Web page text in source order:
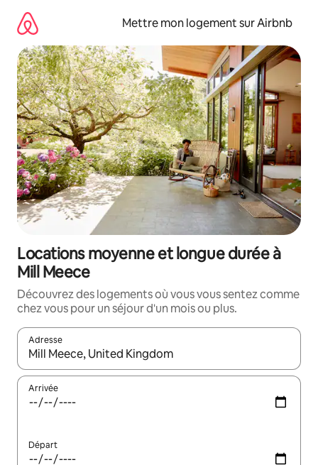
directement
contenu
Mettre mon logement sur Airbnb
Locations moyenne et longue durée à
Mill Meece
Découvrez des logements où vous vous sentez comme
chez vous pour un séjour d'un mois ou plus.
Adresse
Lorsque les résultats s'affichent, utilisez les flèches vers le
Arrivée
Départ